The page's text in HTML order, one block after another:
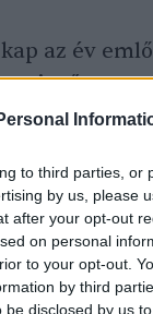
to third parties, or
by us, please
after your opt-out
on personal
to your opt-out.
by third
disclosed by us
az év
szintű